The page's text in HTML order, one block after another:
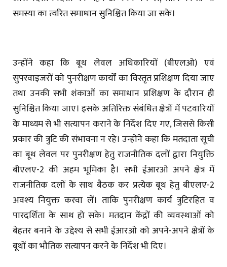
समस्या का त्वरित समाधान सुनिश्चित किया जा सके।
उन्होंने कहा कि बूथ लेवल अधिकारियों (बीएलओ) एवं
सुपरवाइजरों को पुनरीक्षण कार्यों का विस्तृत प्रशिक्षण दिया जाए
तथा उनकी सभी शंकाओं का समाधान प्रशिक्षण के दौरान ही
सुनिश्चित किया जाए। इसके अतिरिक्त संबंधित क्षेत्रों में पटवारियों
के माध्यम से भी सत्यापन कराने के निर्देश दिए गए, जिससे किसी
प्रकार की त्रुटि की संभावना न रहे। उन्होंने कहा कि मतदाता सूची
का बूथ लेवल पर पुनरीक्षण हेतु राजनीतिक दलों द्वारा नियुक्ति
बीएलए-2 की अहम भूमिका है। सभी ईआरओ अपने क्षेत्र में
राजनीतिक दलों के साथ बैठक कर प्रत्येक बूथ हेतु बीएलए-2
अवश्य नियुक्त करवा लें। ताकि पुनरीक्षण कार्य त्रुटिरहित व
पारदर्शिता के साथ हो सके। मतदान केंद्रों की व्यवस्थाओं को
बेहतर बनाने के उद्देश्य से सभी ईआरओ को अपने-अपने क्षेत्रों के
बूथों का भौतिक सत्यापन करने के निर्देश भी दिए।